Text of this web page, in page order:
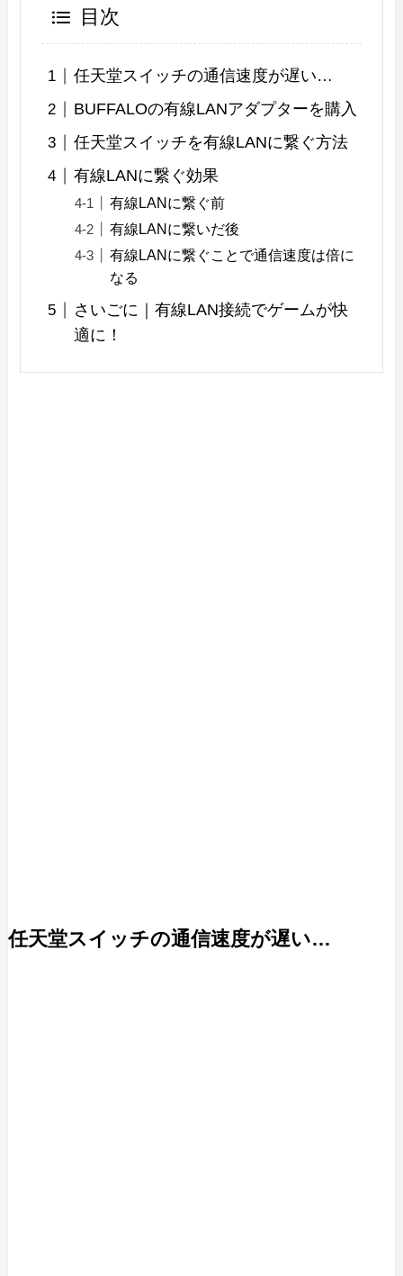
目次
任天堂スイッチの通信速度が遅い…
BUFFALOの有線LANアダプターを購入
任天堂スイッチを有線LANに繋ぐ方法
有線LANに繋ぐ効果
有線LANに繋ぐ前
有線LANに繋いだ後
有線LANに繋ぐことで通信速度は倍に
なる
さいごに｜有線LAN接続でゲームが快
適に！
任天堂スイッチの通信速度が遅い…